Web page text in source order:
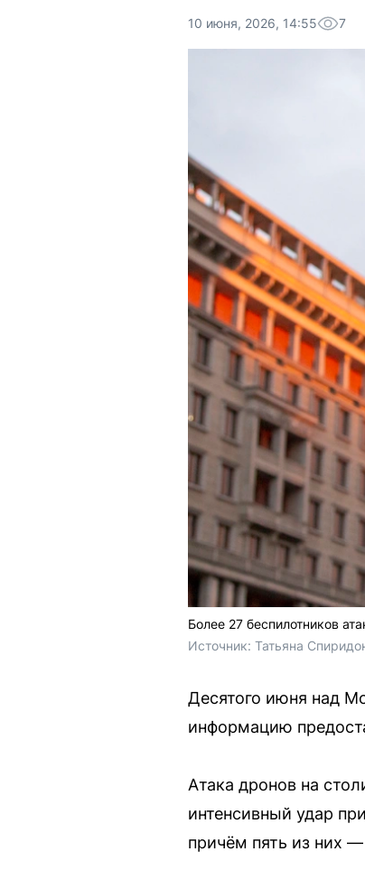
10 июня, 2026, 14:55 7
Более 27 беспилотников
Источник: Татьяна
Десятого июня над
информацию
Атака дронов на
интенсивный удар
причём пять из них